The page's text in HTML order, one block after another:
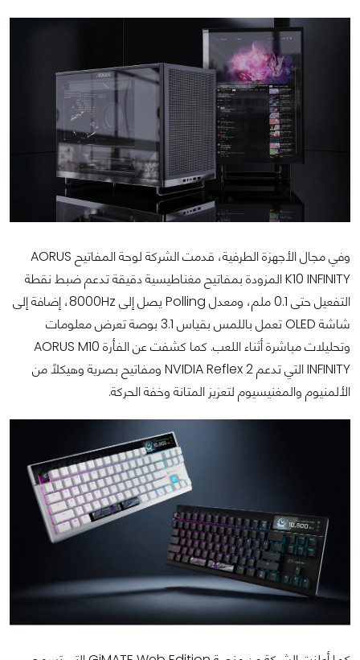
وفي مجال الأجهزة الطرفية، قدمت الشركة لوحة المفاتيح AORUS
K10 INFINITY المزودة بمفاتيح مغناطيسية دقيقة تدعم ضبط نقطة
التفعيل حتى 0.1 ملم، ومعدل Polling يصل إلى 8000Hz، إضافة إلى
شاشة OLED تعمل باللمس بقياس 3.1 بوصة تعرض معلومات
وتحليلات مباشرة أثناء اللعب. كما كشفت عن الفأرة AORUS M10
INFINITY التي تدعم NVIDIA Reflex 2 ومفاتيح بصرية وهيكلًا من
الألمنيوم والمغنيسيوم لتعزيز المتانة وخفة الحركة.